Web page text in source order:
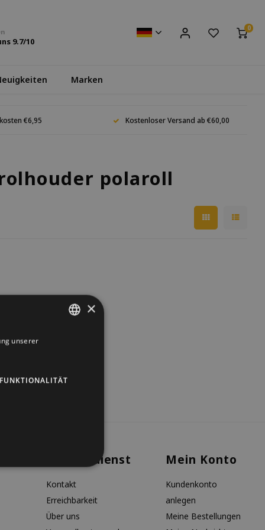
9.7/10
0
Marken
€6,95 Kostenloser Versand ab €60,00
polaroll
Kundendienst
Kontakt
Erreichbarkeit
Über uns
Mein Konto
Kundenkonto
anlegen
Meine Bestellungen
ENGLISH
×
unserer
FUNKTIONALITÄT